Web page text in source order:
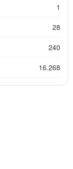
1
28
240
16.268